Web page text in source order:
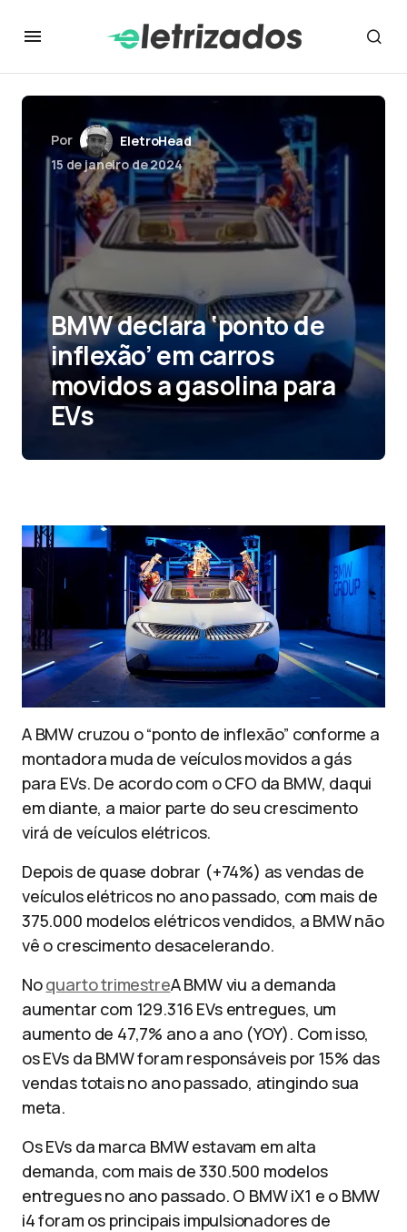
Por
EletroHead
15 de janeiro de 2024
BMW declara ‘ponto de
inflexão’ em carros
movidos a gasolina para
EVs
A BMW cruzou o “ponto de inflexão” conforme a
montadora muda de veículos movidos a gás
para EVs. De acordo com o CFO da BMW, daqui
em diante, a maior parte do seu crescimento
virá de veículos elétricos.
Depois de quase dobrar (+74%) as vendas de
veículos elétricos no ano passado, com mais de
375.000 modelos elétricos vendidos, a BMW não
vê o crescimento desacelerando.
Noquarto trimestreA BMW viu a demanda
aumentar com 129.316 EVs entregues, um
aumento de 47,7% ano a ano (YOY). Com isso,
os EVs da BMW foram responsáveis ​​por 15% das
vendas totais no ano passado, atingindo sua
meta.
Os EVs da marca BMW estavam em alta
demanda, com mais de 330.500 modelos
entregues no ano passado. O BMW iX1 e o BMW
i4 foram os principais impulsionadores de